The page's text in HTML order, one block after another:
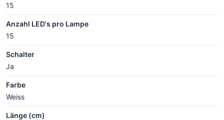
15
Anzahl LED's pro Lampe
15
Schalter
Ja
Farbe
Weiss
Länge (cm)